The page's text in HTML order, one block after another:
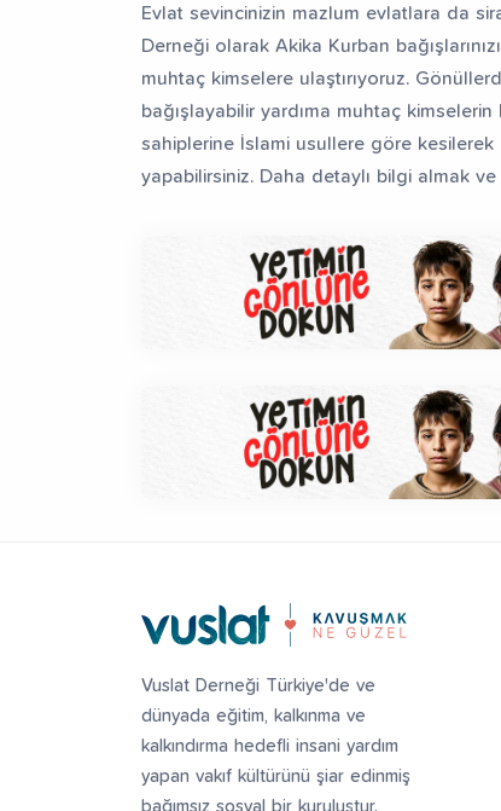
Evlat sevincinizin mazlum evlatlara da
Derneği olarak Akika Kurban
muhtaç kimselere ulaştırıyoruz.
bağışlayabilir yardıma muhtaç
sahiplerine İslami usullere göre kesilerek
yapabilirsiniz. Daha detaylı bilgi almak
Vuslat Derneği Türkiye'de ve
dünyada eğitim, kalkınma ve
kalkındırma hedefli insani yardım
yapan vakıf kültürünü şiar edinmiş
bağımsız sosyal bir kuruluştur.